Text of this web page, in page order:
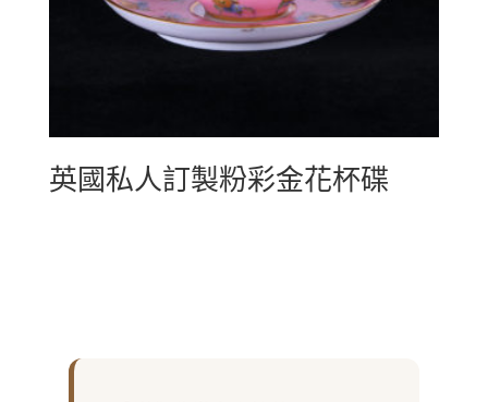
英國私人訂製粉彩金花杯碟